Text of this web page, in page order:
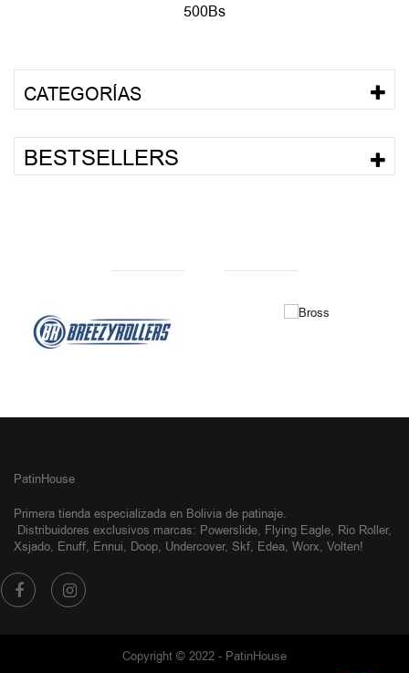
500Bs
CATEGORÍAS
BESTSELLERS
PatinHouse
Primera tienda especializada en Bolivia de patinaje.
Distribuidores exclusivos marcas: Powerslide, Flying Eagle, Rio Roller,
Xsjado, Enuff, Ennui, Doop, Undercover, Skf, Edea, Worx, Volten!
Copyright © 2022 - PatinHouse